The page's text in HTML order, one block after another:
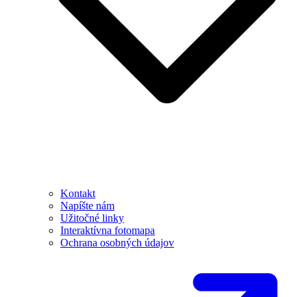
Kontakt
Napíšte nám
Užitočné linky
Interaktívna fotomapa
Ochrana osobných údajov